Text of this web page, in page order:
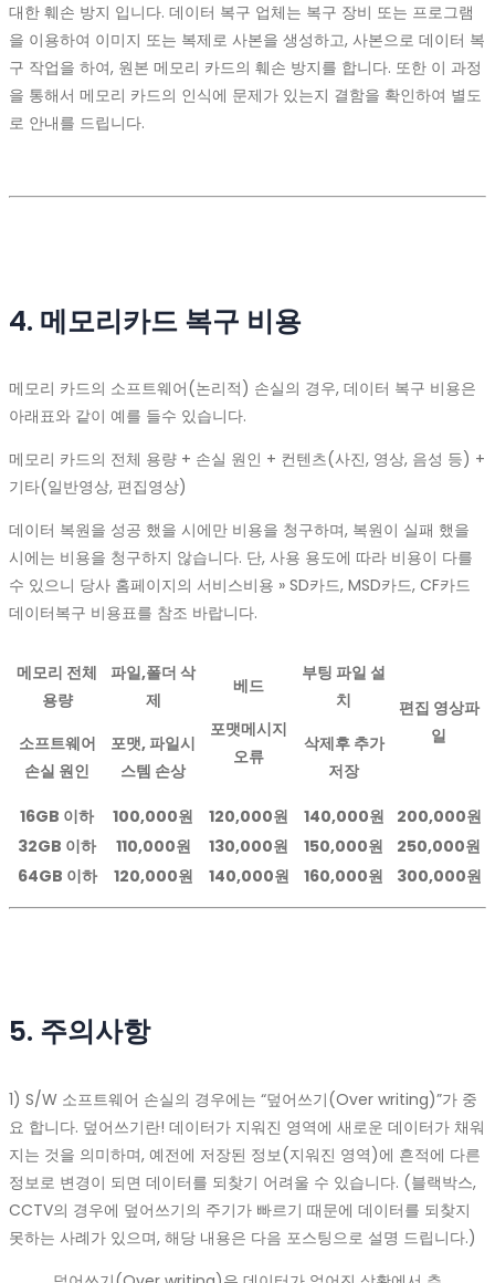
대한 훼손 방지 입니다. 데이터 복구 업체는 복구 장비 또는 프로그램
을 이용하여 이미지 또는 복제로 사본을 생성하고, 사본으로 데이터 복
구 작업을 하여, 원본 메모리 카드의 훼손 방지를 합니다. 또한 이 과정
을 통해서 메모리 카드의 인식에 문제가 있는지 결함을 확인하여 별도
로 안내를 드립니다.
4. 메모리카드 복구 비용
메모리 카드의 소프트웨어(논리적) 손실의 경우, 데이터 복구 비용은
아래표와 같이 예를 들수 있습니다.
메모리 카드의 전체 용량 + 손실 원인 + 컨텐츠(사진, 영상, 음성 등) +
기타(일반영상, 편집영상)
데이터 복원을 성공 했을 시에만 비용을 청구하며, 복원이 실패 했을
시에는 비용을 청구하지 않습니다. 단, 사용 용도에 따라 비용이 다를
수 있으니 당사 홈페이지의 서비스비용 » SD카드, MSD카드, CF카드
데이터복구 비용표를 참조 바랍니다.
메모리 전체
용량
소프트웨어
손실 원인
파일,폴더 삭
제
포맷, 파일시
스템 손상
베드
포맷메시지
오류
부팅 파일 설
치
삭제후 추가
저장
편집 영상파
일
16GB 이하 100,000원 120,000원 140,000원
200,000원
32GB 이하
110,000원 130,000원 150,000원
250,000원
64GB 이하
120,000원 140,000원 160,000원 300,000원
5. 주의사항
1) S/W 소프트웨어 손실의 경우에는 “덮어쓰기(Over writing)”가 중
요 합니다. 덮어쓰기란! 데이터가 지워진 영역에 새로운 데이터가 채워
지는 것을 의미하며, 예전에 저장된 정보(지워진 영역)에 흔적에 다른
정보로 변경이 되면 데이터를 되찾기 어려울 수 있습니다. (블랙박스,
CCTV의 경우에 덮어쓰기의 주기가 빠르기 때문에 데이터를 되찾지
못하는 사례가 있으며, 해당 내용은 다음 포스팅으로 설명 드립니다.)